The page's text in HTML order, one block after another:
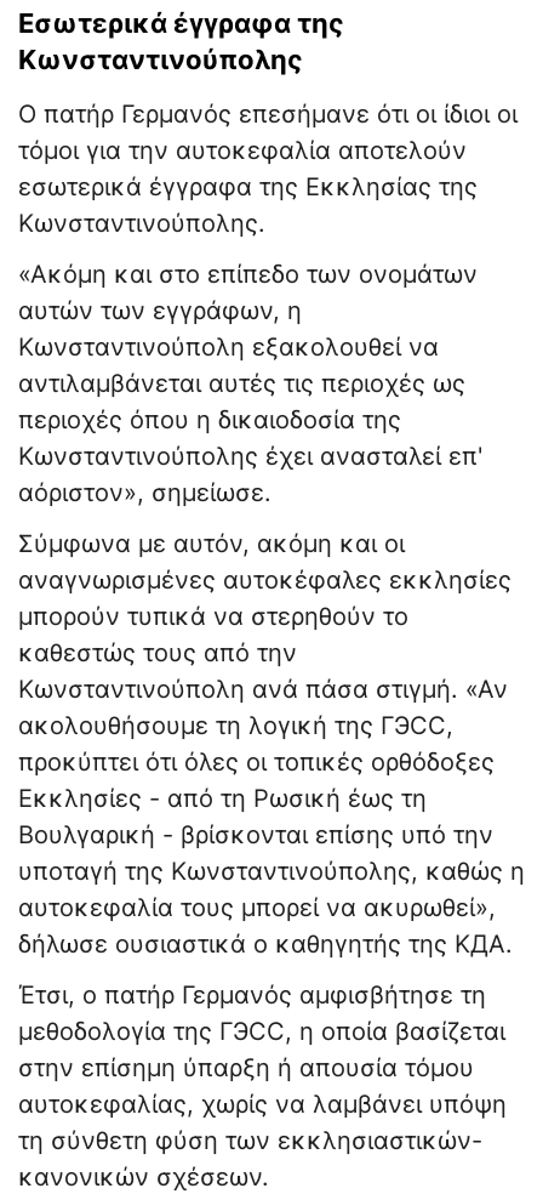
Εσωτερικά έγγραφα της
Κωνσταντινούπολης
Ο πατήρ Γερμανός επεσήμανε ότι οι ίδιοι οι
τόμοι για την αυτοκεφαλία αποτελούν
εσωτερικά έγγραφα της Εκκλησίας της
Κωνσταντινούπολης.
«Ακόμη και στο επίπεδο των ονομάτων
αυτών των εγγράφων, η
Κωνσταντινούπολη εξακολουθεί να
αντιλαμβάνεται αυτές τις περιοχές ως
περιοχές όπου η δικαιοδοσία της
Κωνσταντινούπολης έχει ανασταλεί επ'
αόριστον», σημείωσε.
Σύμφωνα με αυτόν, ακόμη και οι
αναγνωρισμένες αυτοκέφαλες εκκλησίες
μπορούν τυπικά να στερηθούν το
καθεστώς τους από την
Κωνσταντινούπολη ανά πάσα στιγμή. «Αν
ακολουθήσουμε τη λογική της ГЭСС,
προκύπτει ότι όλες οι τοπικές ορθόδοξες
Εκκλησίες - από τη Ρωσική έως τη
Βουλγαρική - βρίσκονται επίσης υπό την
υποταγή της Κωνσταντινούπολης, καθώς η
αυτοκεφαλία τους μπορεί να ακυρωθεί»,
δήλωσε ουσιαστικά ο καθηγητής της ΚДА.
Έτσι, ο πατήρ Γερμανός αμφισβήτησε τη
μεθοδολογία της ГЭСС, η οποία βασίζεται
στην επίσημη ύπαρξη ή απουσία τόμου
αυτοκεφαλίας, χωρίς να λαμβάνει υπόψη
τη σύνθετη φύση των εκκλησιαστικών-
κανονικών σχέσεων.